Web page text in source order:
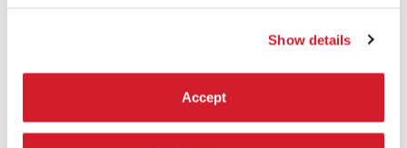
Show details
Accept